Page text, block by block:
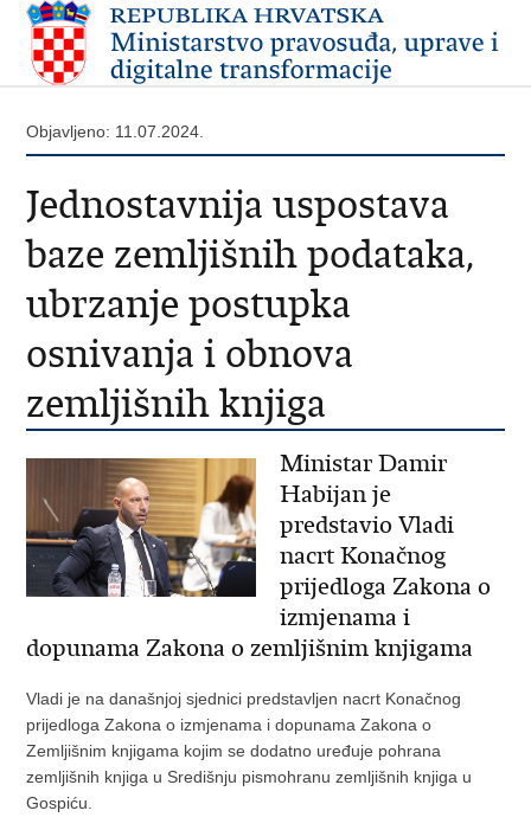
Objavljeno: 11.07.2024.
Jednostavnija uspostava
baze zemljišnih podataka,
ubrzanje postupka
osnivanja i obnova
zemljišnih knjiga
Ministar Damir
Habijan je
predstavio Vladi
nacrt Konačnog
prijedloga Zakona o
izmjenama i
dopunama Zakona o zemljišnim knjigama
Vladi je na današnjoj sjednici predstavljen nacrt Konačnog
prijedloga Zakona o izmjenama i dopunama Zakona o
Zemljišnim knjigama kojim se dodatno uređuje pohrana
zemljišnih knjiga u Središnju pismohranu zemljišnih knjiga u
Gospiću.